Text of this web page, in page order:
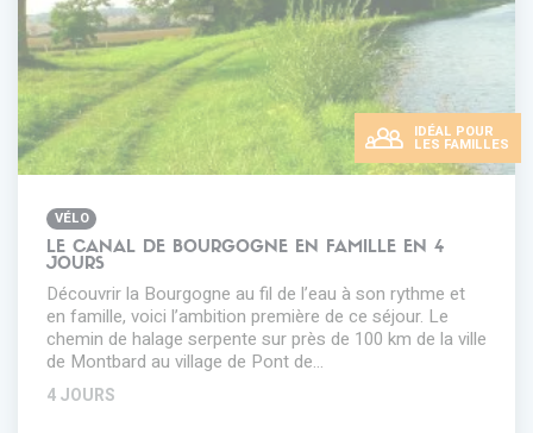
IDÉAL POUR
LES FAMILLES
VÉLO
LE CANAL DE BOURGOGNE EN FAMILLE EN 4
JOURS
Découvrir la Bourgogne au fil de l’eau à son rythme et
en famille, voici l’ambition première de ce séjour. Le
chemin de halage serpente sur près de 100 km de la ville
de Montbard au village de Pont de…
4 JOURS